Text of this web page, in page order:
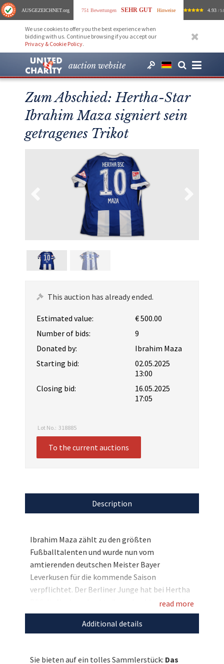
AUSGEZEICHNET.org 751 Bewertungen SEHR GUT Hinweise 4.93 /
We use cookies to offer you the best experience when
bidding with us. Continue browsing if you accept our
Privacy & Cookie Policy.
auction website
Zum Abschied: Hertha-Star
Ibrahim Maza signiert sein
getragenes Trikot
This auction has already ended.
Estimated value:
€ 500.00
Number of bids:
9
Donated by:
Ibrahim Maza
Starting bid:
02.05.2025
13:00
Closing bid:
16.05.2025
17:05
Lot No.: 318885
To the current auctions
Description
Ibrahim Maza zählt zu den größten
Fußballtalenten und wurde nun vom
amtierenden deutschen Meister Bayer
Leverkusen für die kommende Saison
verpflichtet. Der Berliner Junge hat bei Hertha
BSC die Nachwuchsabteilung durchlaufen und
wurde in den vergangenen beiden Spielzeiten zu
einem der wichtigsten Spieler im Profikader.
read more
Additional details
Sie bieten auf ein tolles Sammlerstück: Das